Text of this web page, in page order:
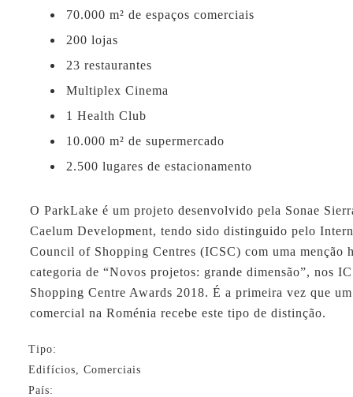
70.000 m² de espaços comerciais
200 lojas
23 restaurantes
Multiplex Cinema
1 Health Club
10.000 m² de supermercado
2.500 lugares de estacionamento
O ParkLake é um projeto desenvolvido pela Sonae
Caelum Development, tendo sido distinguido pelo
Council of Shopping Centres (ICSC) com uma menção
categoria de “Novos projetos: grande dimensão”, nos
Shopping Centre Awards 2018. É a primeira vez que
comercial na Roménia recebe este tipo de distinção.
Tipo:
Edifícios, Comerciais
País: